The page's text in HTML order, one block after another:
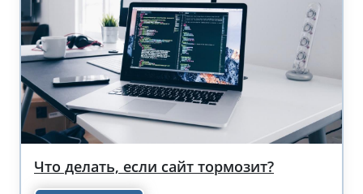
Что делать, если сайт тормозит?